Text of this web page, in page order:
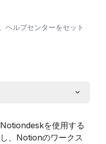
ヘルプセンターをセット
を使用する
、Notionのワークス